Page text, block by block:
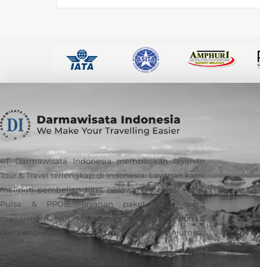
PT Darmawisata Indonesia memberikan layanan
Tour & Travel terlengkap di Indonesia. Layanan kami
meliputi pembelian tiket pesawat, reservasi hotel,
Pulsa & PPOB, layanan paket tour, event
manajemen, haji dan umroh, hingga transportasi
dan pengurusan dokumen perjalanan.Selanjutnya..